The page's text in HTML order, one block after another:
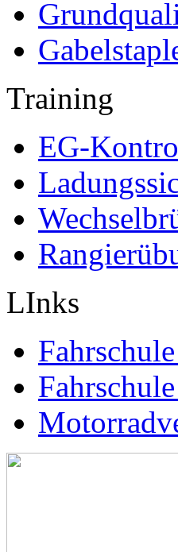
Training
EG-
LInks